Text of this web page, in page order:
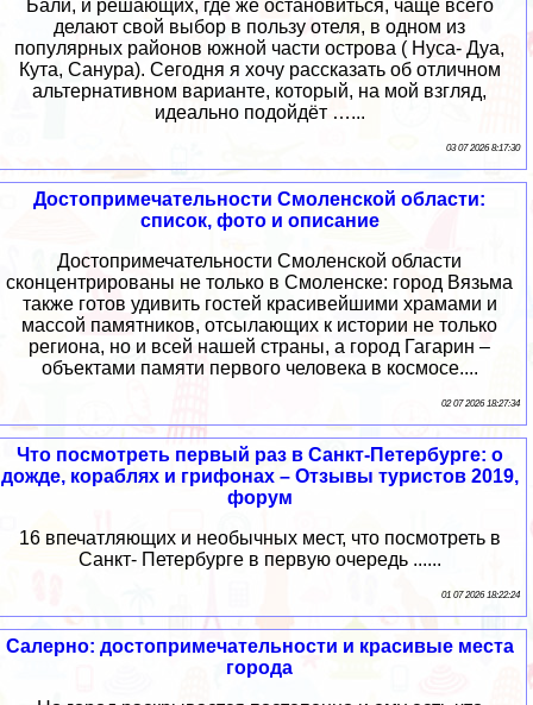
Бали, и решающих, где же остановиться, чаще всего
делают свой выбор в пользу отеля, в одном из
популярных районов южной части острова ( Нуса- Дуа,
Кута, Санура). Сегодня я хочу рассказать об отличном
альтернативном варианте, который, на мой взгляд,
идеально подойдёт …...
03 07 2026 8:17:30
Достопримечательности Смоленской области:
список, фото и описание
Достопримечательности Смоленской области
сконцентрированы не только в Смоленске: город Вязьма
также готов удивить гостей красивейшими храмами и
массой памятников, отсылающих к истории не только
региона, но и всей нашей страны, а город Гагарин –
объектами памяти первого человека в космосе....
02 07 2026 18:27:34
Что посмотреть первый раз в Санкт-Петербурге: о
дожде, кораблях и грифонах – Отзывы туристов 2019,
форум
16 впечатляющих и необычных мест, что посмотреть в
Санкт- Петербурге в первую очередь ......
01 07 2026 18:22:24
Салерно: достопримечательности и красивые места
города